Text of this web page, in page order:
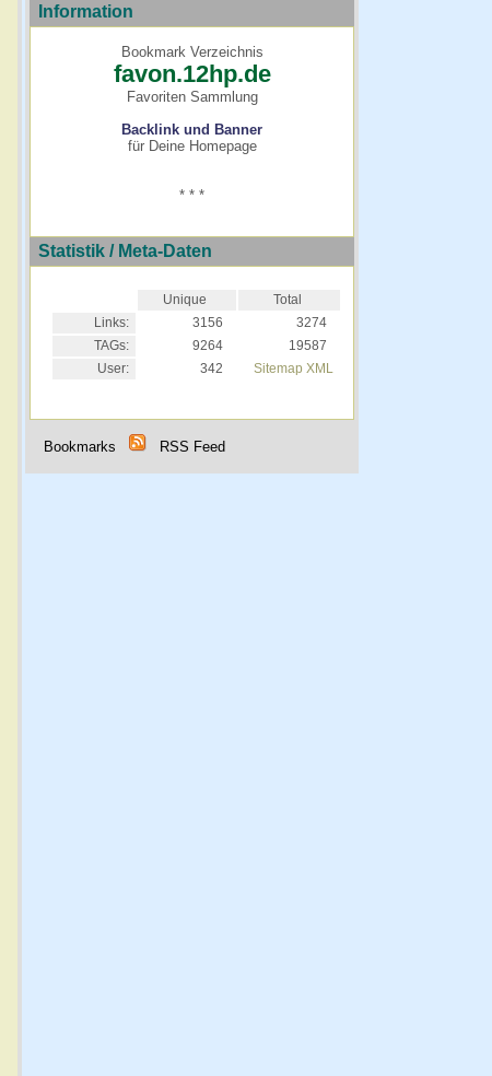
Information
Bookmark Verzeichnis
favon.12hp.de
Favoriten Sammlung
Backlink und Banner
für Deine Homepage
* * *
Statistik / Meta-Daten
Unique
Total
Links:
3156
3274
TAGs:
9264
19587
User:
342 Sitemap XML
Bookmarks RSS Feed